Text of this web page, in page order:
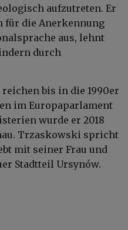
aufzutreten. Er
für die Anerkennung
aus, lehnt
durch
bis in die 1990er
im Europaparlament
wurde er 2018
Trzaskowski spricht
mit seiner Frau und
Stadtteil Ursynów.